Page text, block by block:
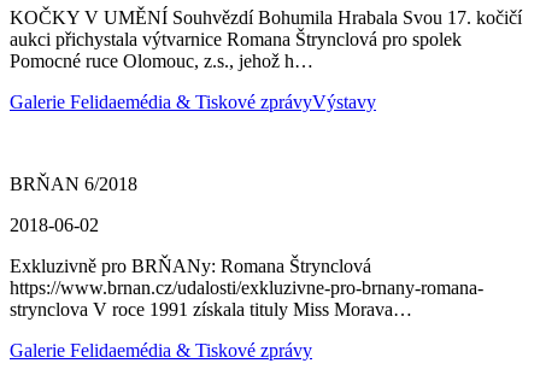
KOČKY V UMĚNÍ Souhvězdí Bohumila Hrabala Svou 17. kočičí
aukci přichystala výtvarnice Romana Štrynclová pro spolek
Pomocné ruce Olomouc, z.s., jehož h…
Galerie Felidaemédia & Tiskové zprávyVýstavy
BRŇAN 6/2018
2018-06-02
Exkluzivně pro BRŇANy: Romana Štrynclová
https://www.brnan.cz/udalosti/exkluzivne-pro-brnany-romana-
strynclova V roce 1991 získala tituly Miss Morava…
Galerie Felidaemédia & Tiskové zprávy